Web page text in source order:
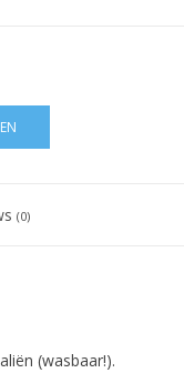
(0)
(wasbaar!).